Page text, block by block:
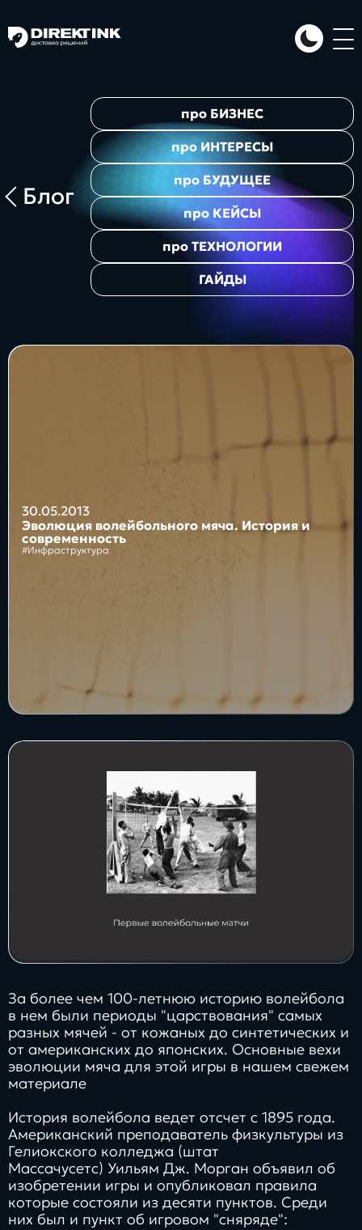
Направления
Web System
Проекты
Интересы
Заполнить
8 800 505 34 99
info@direkt.ink
Блог
про БИЗНЕС
про ИНТЕРЕСЫ
про БУДУЩЕЕ
про КЕЙСЫ
проТЕХНОЛОГИИ
ГАЙДЫ
30.05.2013
Эволюция волейбольного мяча. История и
современность
#Инфраструктура
За более чем 100-летнюю историю волейбола
в нем были периоды "царствования" самых
разных мячей - от кожаных до синтетических и
от американских до японских. Основные вехи
эволюции мяча для этой игры в нашем свежем
материале
История волейбола ведет отсчет с 1895 года.
Американский преподаватель физкультуры из
Гелиокского колледжа (штат
Массачусетс) Уильям Дж. Морган объявил об
изобретении игры и опубликовал правила
которые состояли из десяти пунктов. Среди
них был и пункт об игровом "сняряде":